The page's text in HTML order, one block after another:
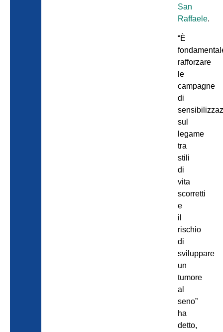
San
Raffaele.
“È
rafforzare
le
campagne
di
sul
legame
tra
stili
di
vita
scorretti
e
il
rischio
di
sviluppare
un
tumore
al
seno”
ha
detto,